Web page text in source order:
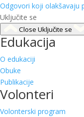
Odgovori koji olakšavaju
Uključite se
Close Uključite se
Edukacija
O edukaciji
Obuke
Publikacije
Volonteri
Volonterski program